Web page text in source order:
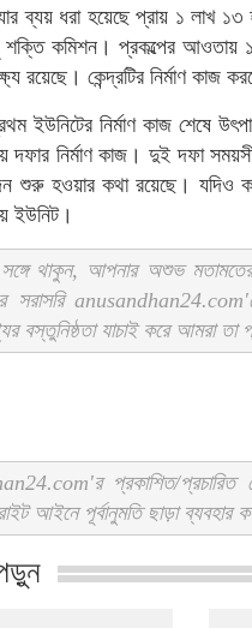
ব্যয় ধরা হয়েছে প্রায় ১ লাখ ১৩
কমিশন। প্রকল্পের আওতায় ১
রয়েছে। কেন্দ্রটির নির্মাণ কাজ
ইউনিটের নির্মাণ কাজ শেষে
দফার নির্মাণ কাজ। দুই দফা
শুরু হওয়ার কথা রয়েছে। যদিও
ইউনিট।
সঙ্গে থাকুন, আপনার অশুভ
সরাসরি
বস্তুনিষ্ঠতা যাচাই করে আমরা
প্রকাশিত/
আইনে পূর্বানুমতি ছাড়া ব্যবহার